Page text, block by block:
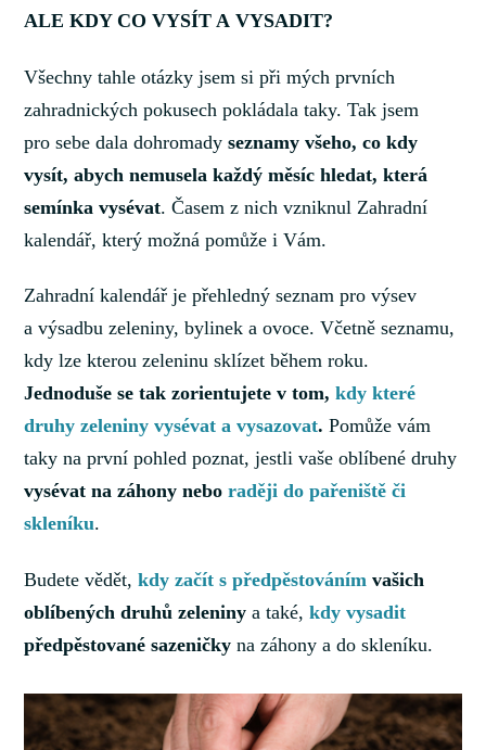
ALE KDY CO VYSÍT A VYSADIT?
Všechny tahle otázky jsem si při mých prvních
zahradnických pokusech pokládala taky. Tak jsem
pro sebe dala dohromadyseznamy všeho, co kdy
vysít, abych nemusela každý měsíc hledat, která
semínka vysévat. Časem z nich vzniknul Zahradní
kalendář, který možná pomůže i Vám.
Zahradní kalendář je přehledný seznam pro výsev
a výsadbu zeleniny, bylinek a ovoce. Včetně seznamu,
kdy lze kterou zeleninu sklízet během roku.
Jednoduše se tak zorientujete v tom,kdy které
druhy zeleniny vysévat a vysazovat.Pomůže vám
taky na první pohled poznat, jestli vaše oblíbené druhy
vysévat na záhony neboraději do pařeniště či
skleníku.
Budete vědět,kdy začít s předpěstováním vašich
oblíbených druhů zeleniny a také,kdy vysadit
předpěstované sazeničky na záhony a do skleníku.